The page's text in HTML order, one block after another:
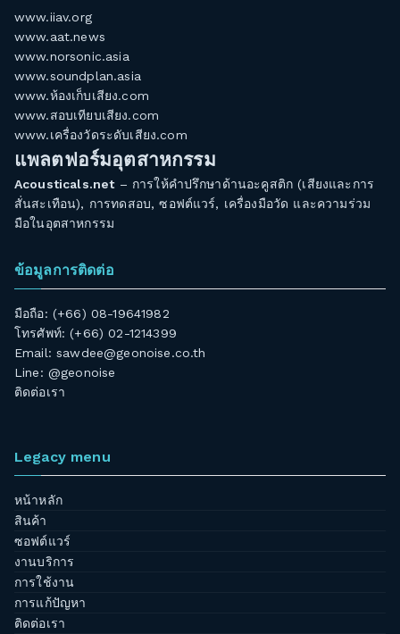
www.iiav.org
www.aat.news
www.norsonic.asia
www.soundplan.asia
www.ห้องเก็บเสียง.com
www.สอบเทียบเสียง.com
www.เครื่องวัดระดับเสียง.com
แพลตฟอร์มอุตสาหกรรม
Acousticals.net– การให้คำปรึกษาด้านอะคูสติก (เสียงและการ
สั่นสะเทือน), การทดสอบ, ซอฟต์แวร์, เครื่องมือวัด และความร่วม
มือในอุตสาหกรรม
ข้อมูลการติดต่อ
มือถือ: (+66) 08-19641982
โทรศัพท์: (+66) 02-1214399
Email:sawdee@geonoise.co.th
Line: @geonoise
ติดต่อเรา
Legacy menu
หน้าหลัก
สินค้า
ซอฟต์แวร์
งานบริการ
การใช้งาน
การแก้ปัญหา
ติดต่อเรา